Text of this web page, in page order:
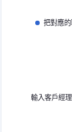
把對應
輸入客戶經